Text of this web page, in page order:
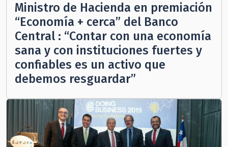
Ministro de Hacienda en premiación
“Economía + cerca” del Banco
Central : “Contar con una economía
sana y con instituciones fuertes y
confiables es un activo que
debemos resguardar”